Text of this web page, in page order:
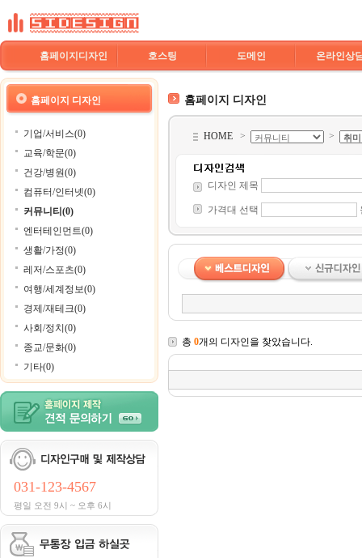
홈페이지디자인 호스팅 도메인 온라인상
홈페이지 디자인
기업/서비스(0)
교육/학문(0)
건강/병원(0)
컴퓨터/인터넷(0)
커뮤니티(0)
엔터테인먼트(0)
생활/가정(0)
레저/스포츠(0)
여행/세계정보(0)
경제/재테크(0)
사회/정치(0)
종교/문화(0)
기타(0)
031-123-4567
평일 오전 9시 ~ 오후 6시
홈페이지 디자인
HOME > >
디자인 제목
가격대 선택
총 0개의 디자인을 찾았습니다.